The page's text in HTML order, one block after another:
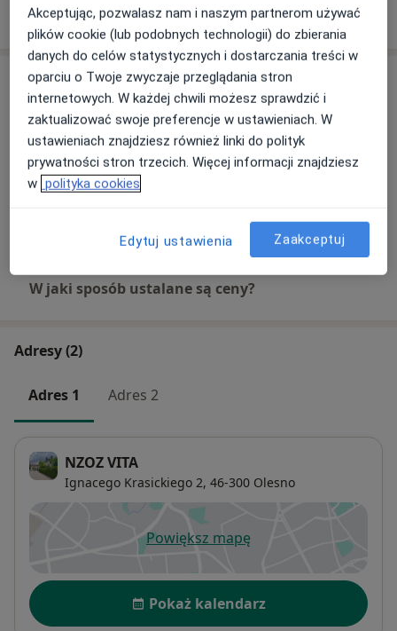
Pokaż więcejo doświadczeniu
Usługi i ceny
Konsultacja internistyczna (NFZ)
Darmowa usługa Szczegóły Umów wizytę
Konsultacja pediatryczna (NFZ)
W jaki sposób ustalane są ceny?
Adresy (2)
Adres 1 Adres 2
NZOZ VITA
Ignacego Krasickiego 2, 46-300 Olesno
Powiększ mapęotwiera się w nowej karcie
Dostępność
Pokaż kalendarz
Akceptując, pozwalasz nam i naszym partnerom używać
plików cookie (lub podobnych technologii) do zbierania
danych do celów statystycznych i dostarczania treści w
oparciu o Twoje zwyczaje przeglądania stron
internetowych. W każdej chwili możesz sprawdzić i
zaktualizować swoje preferencje w ustawieniach. W
ustawieniach znajdziesz również linki do polityk
prywatności stron trzecich. Więcej informacji znajdziesz
w polityka cookies
Edytuj ustawienia Zaakceptuj